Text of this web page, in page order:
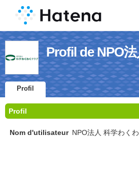
Profil de NPO
Profil
Profil
Nom d'utilisateur NPO法人 科学わく